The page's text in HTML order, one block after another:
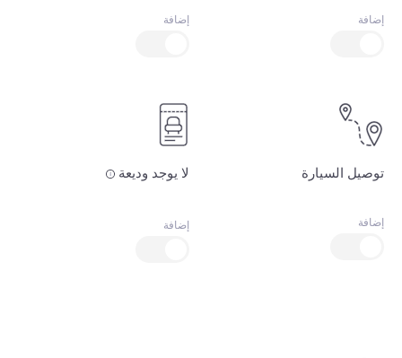
إضافة إضافة
توصيل السيارة
إضافة
لا يوجد وديعة
إضافة